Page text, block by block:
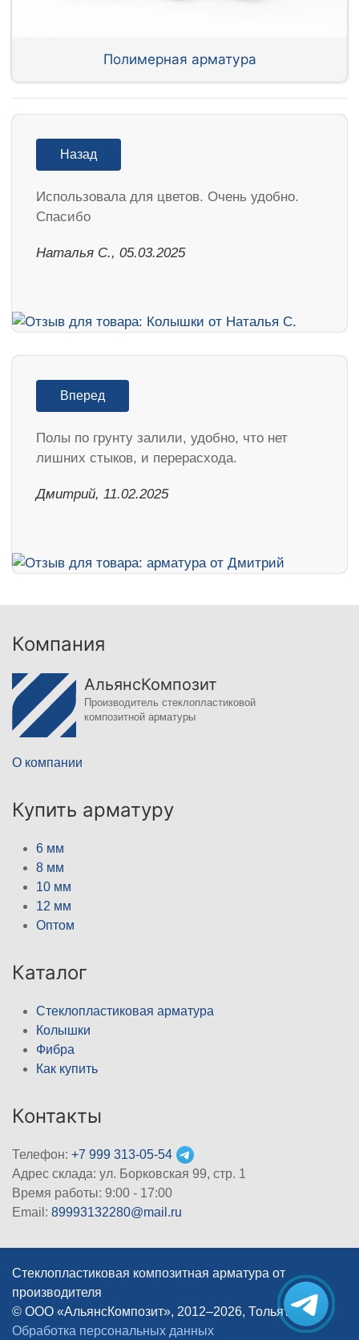
Полимерная арматура
Назад
Использовала для цветов. Очень удобно.
Спасибо
Наталья С., 05.03.2025
Вперед
Полы по грунту залили, удобно, что нет
лишних стыков, и перерасхода.
Дмитрий, 11.02.2025
Компания
АльянсКомпозит
Производитель стеклопластиковой
композитной арматуры
О компании
Купить арматуру
6 мм
8 мм
10 мм
12 мм
Оптом
Каталог
Стеклопластиковая арматура
Колышки
Фибра
Как купить
Контакты
Телефон: +7 999 313-05-54
Адрес склада: ул. Борковская 99, стр. 1
Время работы: 9:00 - 17:00
Email: 89993132280@mail.ru
Стеклопластиковая композитная арматура от
производителя
© ООО «АльянсКомпозит», 2012–2026, Тольятти
|
Обработка персональных данных